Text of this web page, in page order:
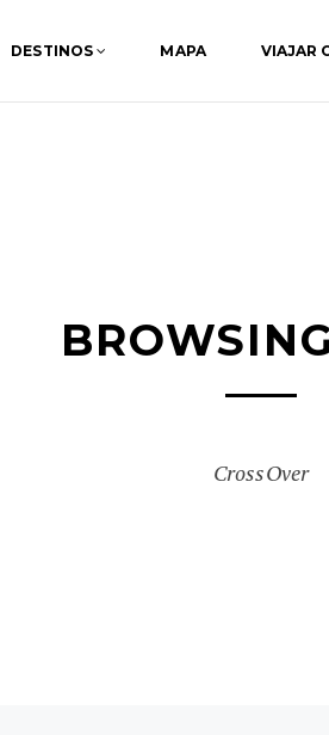
DESTINOS MAPA VIAJAR
CrossOver